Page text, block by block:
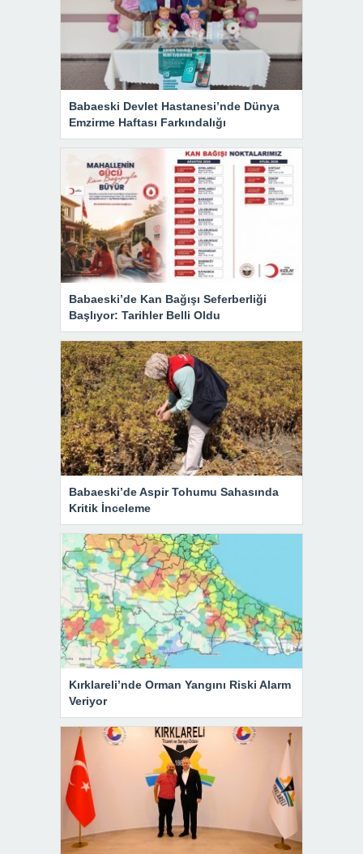
Babaeski Devlet Hastanesi’nde Dünya
Emzirme Haftası Farkındalığı
Babaeski’de Kan Bağışı Seferberliği
Başlıyor: Tarihler Belli Oldu
Babaeski’de Aspir Tohumu Sahasında
Kritik İnceleme
Kırklareli’nde Orman Yangını Riski Alarm
Veriyor